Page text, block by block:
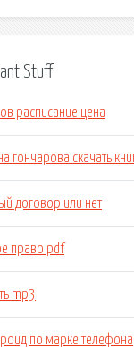
Stuff
расписание цена
гончарова скачать
договор или нет
право pdf
mp3
по марке телефона